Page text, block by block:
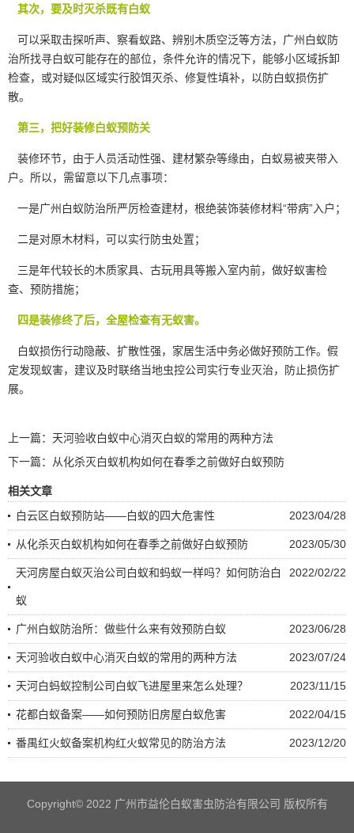
其次，要及时灭杀既有白蚁
可以采取击探听声、察看蚁路、辨别木质空泛等方法，广州白蚁防
治所找寻白蚁可能存在的部位，条件允许的情况下，能够小区域拆卸
检查，或对疑似区域实行胶饵灭杀、修复性填补，以防白蚁损伤扩
散。
第三，把好装修白蚁预防关
装修环节，由于人员活动性强、建材繁杂等缘由，白蚁易被夹带入
户。所以，需留意以下几点事项：
一是广州白蚁防治所严厉检查建材，根绝装饰装修材料“带病”入户；
二是对原木材料，可以实行防虫处置；
三是年代较长的木质家具、古玩用具等搬入室内前，做好蚁害检
查、预防措施；
四是装修终了后，全屋检查有无蚁害。
白蚁损伤行动隐蔽、扩散性强，家居生活中务必做好预防工作。假
定发现蚁害，建议及时联络当地虫控公司实行专业灭治，防止损伤扩
展。
上一篇： 天河验收白蚁中心消灭白蚁的常用的两种方法
下一篇：
从化杀灭白蚁机构如何在春季之前做好白蚁预防
相关文章
2023/04/28
白云区白蚁预防站——白蚁的四大危害性
2023/05/30
从化杀灭白蚁机构如何在春季之前做好白蚁预防
2022/02/22
天河房屋白蚁灭治公司白蚁和蚂蚁一样吗？如何防治白
蚁
2023/06/28
广州白蚁防治所：做些什么来有效预防白蚁
2023/07/24
天河验收白蚁中心消灭白蚁的常用的两种方法
2023/11/15
天河白蚂蚁控制公司白蚁飞进屋里来怎么处理？
2022/04/15
花都白蚁备案——如何预防旧房屋白蚁危害
2023/12/20
番禺红火蚁备案机构红火蚁常见的防治方法
Copyright© 2022 广州市益伦白蚁害虫防治有限公司 版权所有